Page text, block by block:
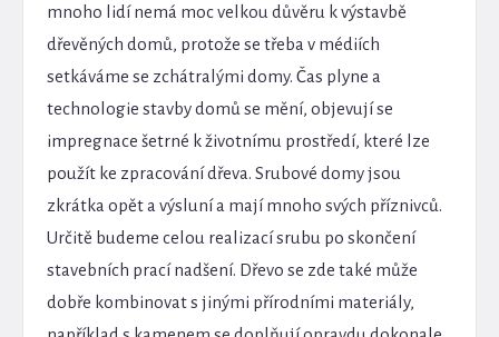
mnoho lidí nemá moc velkou důvěru k výstavbě
dřevěných domů, protože se třeba v médiích
setkáváme se zchátralými domy. Čas plyne a
technologie stavby domů se mění, objevují se
impregnace šetrné k životnímu prostředí, které lze
použít ke zpracování dřeva. Srubové domy jsou
zkrátka opět a výsluní a mají mnoho svých příznivců.
Určitě budeme celou realizací srubu po skončení
stavebních prací nadšení. Dřevo se zde také může
dobře kombinovat s jinými přírodními materiály,